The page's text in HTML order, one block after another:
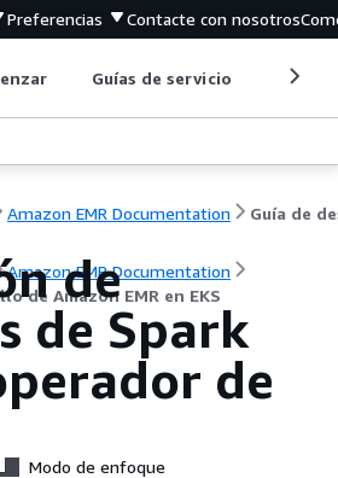
Preferencias Contacte con nosotros
Guías de servicio
Amazon EMR Documentation
Amazon EMR Documentation
de Amazon EMR en EKS
de
de Spark
de
Modo de enfoque